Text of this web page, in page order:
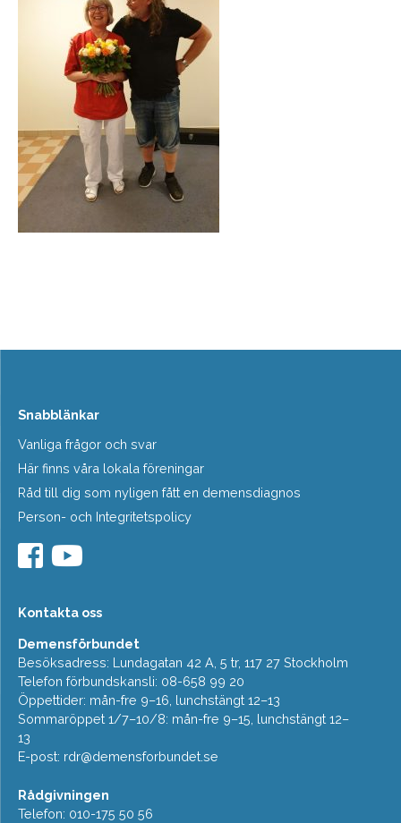
Snabblänkar
Vanliga frågor och svar
Här finns våra lokala föreningar
Råd till dig som nyligen fått en demensdiagnos
Person- och Integritetspolicy
Kontakta oss
Demensförbundet
Besöksadress: Lundagatan 42 A, 5 tr, 117 27 Stockholm
Telefon förbundskansli: 08-658 99 20
Öppettider: mån-fre 9–16, lunchstängt 12–13
Sommaröppet 1/7–10/8: mån-fre 9–15, lunchstängt 12–
13
E-post: rdr@demensforbundet.se
Rådgivningen
Telefon: 010-175 50 56